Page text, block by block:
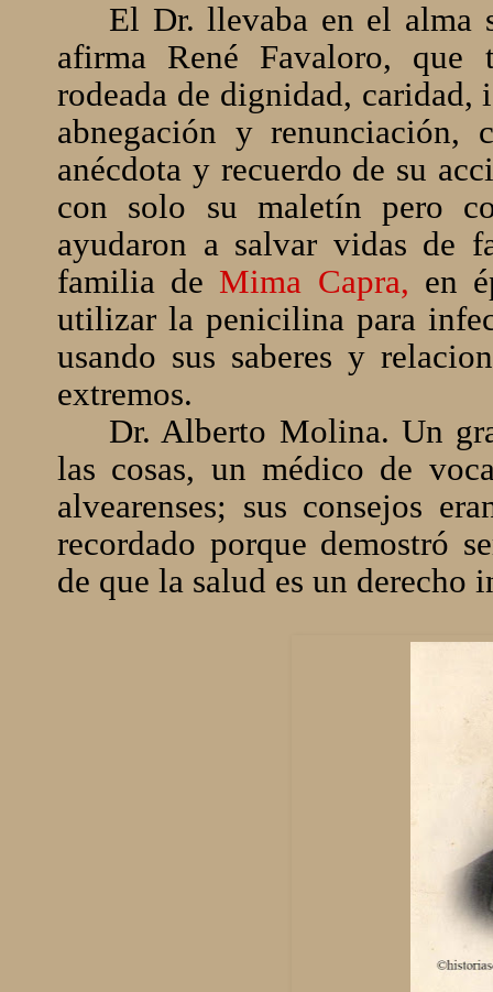
El Dr. llevaba en el alma
afirma René Favaloro, que
rodeada de dignidad,
abnegación y renunciación,
anécdota y recuerdo de su
con solo su maletín pero
ayudaron a salvar vidas de
familia de Mima Capra, en
utilizar la penicilina para
usando sus saberes y
extremos.
Dr. Alberto Molina. Un
las cosas, un médico de
alvearenses; sus consejos
recordado porque demostró
de que la salud es un